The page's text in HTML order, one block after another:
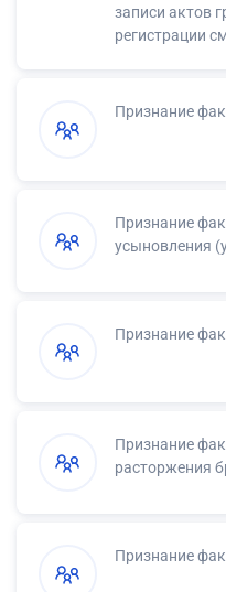
записи актов
регистрации
Признание
Признание
усыновления
Признание
Признание
расторжения
Признание